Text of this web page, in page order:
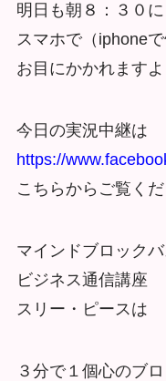
明日も朝８：３０に
スマホで（iphone
お目にかかれますよ
今日の実況中継は
https://
こちらからご覧くだ
マインドブロック
ビジネス通信講座
スリー・ピースは
３分で１個心のブ